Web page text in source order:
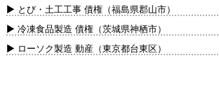
新）
▶ とび・土工工事 債権（福島県郡山市）
▶ 冷凍食品製造 債権（茨城県神栖市）
▶ ローソク製造 動産（東京都台東区）